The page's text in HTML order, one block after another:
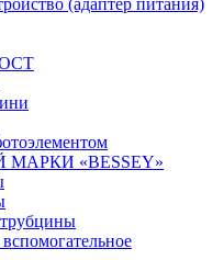
(адаптер питания)
«BESSEY»